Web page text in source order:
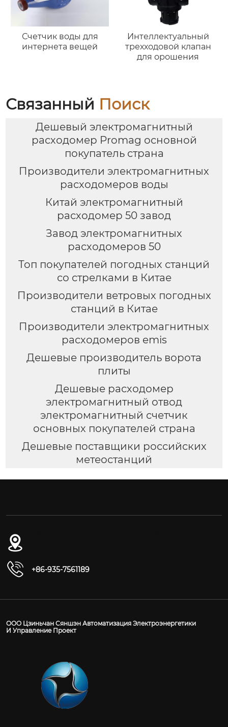
Счетчик воды для
интернета вещей
Интеллектуальный
трехходовой клапан
для орошения
Связанный Поиск
Дешевый электромагнитный
расходомер Promag основной
покупатель страна
Производители электромагнитных
расходомеров воды
Китай электромагнитный
расходомер 50 завод
Завод электромагнитных
расходомеров 50
Топ покупателей погодных станций
со стрелками в Китае
Производители ветровых погодных
станций в Китае
Производители электромагнитных
расходомеров emis
Дешевые производитель ворота
плиты
Дешевые расходомер
электромагнитный отвод
электромагнитный счетчик
основных покупателей страна
Дешевые поставщики российских
метеостанций
+86-935-7561189
ООО Цзиньчан Сяншэн Автоматизация Электроэнергетики
И Управление Проект